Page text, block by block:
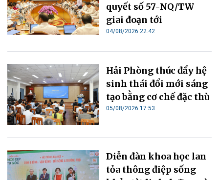
quyết số 57-NQ/TW
giai đoạn tới
04/08/2026 22:42
Hải Phòng thúc đẩy hệ
sinh thái đổi mới sáng
tạo bằng cơ chế đặc thù
05/08/2026 17:53
Diễn đàn khoa học lan
tỏa thông điệp sống